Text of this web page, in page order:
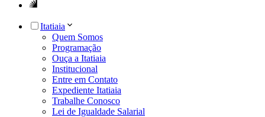
Itatiaia
Quem Somos
Programação
Ouça a Itatiaia
Institucional
Entre em Contato
Expediente Itatiaia
Trabalhe Conosco
Lei de Igualdade Salarial